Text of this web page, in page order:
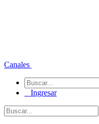
Canales
Ingresar